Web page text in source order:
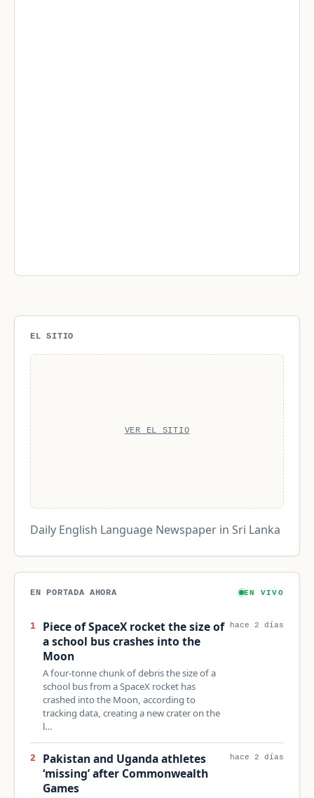
EL SITIO
VER EL SITIO
Daily English Language Newspaper in Sri Lanka
EN PORTADA AHORA EN VIVO
1
Piece of SpaceX rocket the size of
a school bus crashes into the
Moon
A four-tonne chunk of debris the size of a
school bus from a SpaceX rocket has
crashed into the Moon, according to
tracking data, creating a new crater on the
l…
hace 2 días
2
Pakistan and Uganda athletes
‘missing’ after Commonwealth
Games
hace 2 días